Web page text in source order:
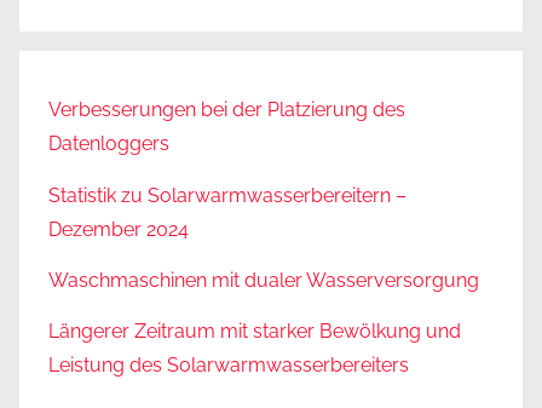
Verbesserungen bei der Platzierung des
Datenloggers
Statistik zu Solarwarmwasserbereitern –
Dezember 2024
Waschmaschinen mit dualer Wasserversorgung
Längerer Zeitraum mit starker Bewölkung und
Leistung des Solarwarmwasserbereiters